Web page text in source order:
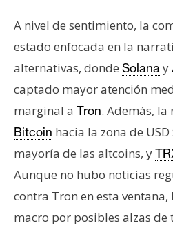
A nivel de sentimiento, la
estado enfocada en la
alternativas, donde Solana y
captado mayor atención
marginal a Tron. Además, la
Bitcoin hacia la zona de
mayoría de las altcoins, y
Aunque no hubo noticias
contra Tron en esta
macro por posibles alzas de